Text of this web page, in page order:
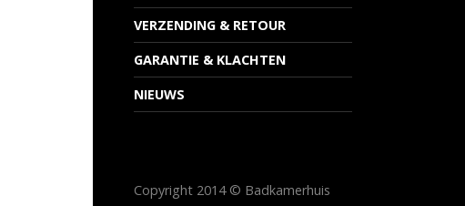
VERZENDING & RETOUR
GARANTIE & KLACHTEN
NIEUWS
Copyright 2014 © Badkamerhuis